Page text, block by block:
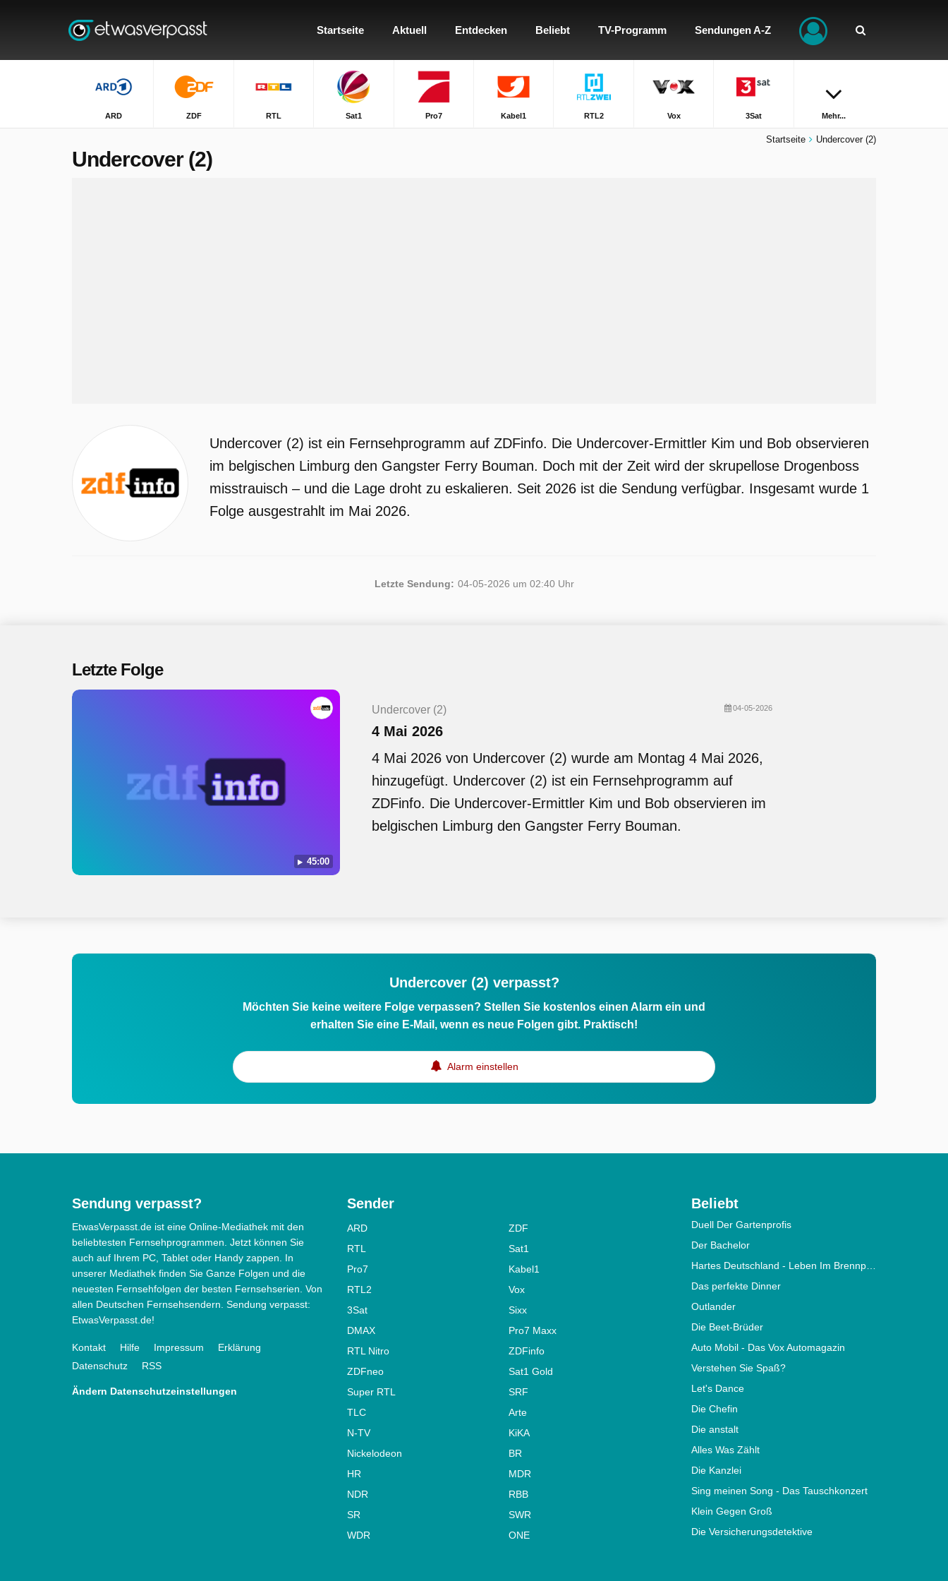
Startseite Aktuell Entdecken Beliebt TV-Programm Sendungen A-Z
ARD ZDF RTL Sat1 Pro7 Kabel1 RTL2 Vox 3Sat Mehr...
Startseite Undercover (2)
Undercover (2)
Undercover (2) ist ein Fernsehprogramm auf ZDFinfo. Die Undercover-Ermittler Kim und Bob observieren
im belgischen Limburg den Gangster Ferry Bouman. Doch mit der Zeit wird der skrupellose Drogenboss
misstrauisch – und die Lage droht zu eskalieren. Seit 2026 ist die Sendung verfügbar. Insgesamt wurde 1
Folge ausgestrahlt im Mai 2026.
Letzte Sendung: 04-05-2026 um 02:40 Uhr
Letzte Folge
45:00
Undercover (2) 04-05-2026
4 Mai 2026
4 Mai 2026 von Undercover (2) wurde am Montag 4 Mai 2026,
hinzugefügt. Undercover (2) ist ein Fernsehprogramm auf
ZDFinfo. Die Undercover-Ermittler Kim und Bob observieren im
belgischen Limburg den Gangster Ferry Bouman.
Undercover (2) verpasst?
Möchten Sie keine weitere Folge verpassen? Stellen Sie kostenlos einen Alarm ein und
erhalten Sie eine E-Mail, wenn es neue Folgen gibt. Praktisch!
Alarm einstellen
Sendung verpasst?
EtwasVerpasst.de ist eine Online-Mediathek mit den
beliebtesten Fernsehprogrammen. Jetzt können Sie
auch auf Ihrem PC, Tablet oder Handy zappen. In
unserer Mediathek finden Sie Ganze Folgen und die
neuesten Fernsehfolgen der besten Fernsehserien. Von
allen Deutschen Fernsehsendern. Sendung verpasst:
EtwasVerpasst.de!
Kontakt Hilfe Impressum
Erklärung
Datenschutz
RSS
Ändern Datenschutzeinstellungen
Sender
ARD
ZDF
RTL
Sat1
Pro7
Kabel1
RTL2
Vox
3Sat
Sixx
DMAX
Pro7 Maxx
RTL Nitro
ZDFinfo
ZDFneo
Sat1 Gold
Super RTL
SRF
TLC
Arte
N-TV
KiKA
Nickelodeon
BR
HR
MDR
NDR
RBB
SR
SWR
WDR
ONE
Beliebt
Duell Der Gartenprofis
Der Bachelor
Hartes Deutschland - Leben Im Brennpunkt
Das perfekte Dinner
Outlander
Die Beet-Brüder
Auto Mobil - Das Vox Automagazin
Verstehen Sie Spaß?
Let's Dance
Die Chefin
Die anstalt
Alles Was Zählt
Die Kanzlei
Sing meinen Song - Das Tauschkonzert
Klein Gegen Groß
Die Versicherungsdetektive